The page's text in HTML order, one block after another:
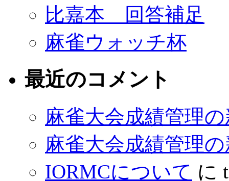
比嘉本 回答補足
麻雀ウォッチ杯
最近のコメント
麻雀大会成績管理
麻雀大会成績管理
IORMCについて に